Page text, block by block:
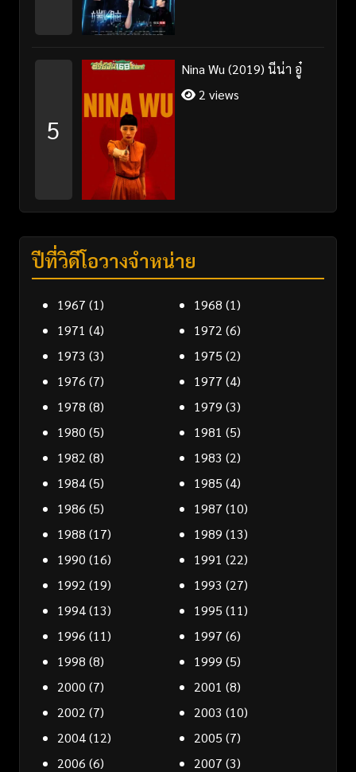
5
Nina Wu (2019) นีน่า อู๋
2 views
ปีที่วิดีโอวางจำหน่าย
1967 (1) 1968 (1)
1971 (4) 1972 (6)
1973 (3) 1975 (2)
1976 (7) 1977 (4)
1978 (8) 1979 (3)
1980 (5) 1981 (5)
1982 (8) 1983 (2)
1984(5) 1985 (4)
1986 (5) 1987 (10)
1988 (17) 1989 (13)
1990 (16) 1991 (22)
1992 (19) 1993 (27)
1994(13) 1995 (11)
1996 (11) 1997 (6)
1998 (8) 1999 (5)
2000 (7) 2001 (8)
2002 (7) 2003 (10)
2004(12) 2005 (7)
2006 (6) 2007 (3)